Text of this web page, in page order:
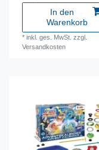
In den
Warenkorb
*inkl. ges. MwSt. zzgl.
Versandkosten